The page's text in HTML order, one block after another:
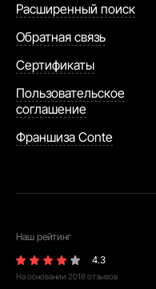
Расширенный поиск
Обратная связь
Сертификаты
Пользовательское
соглашение
Франшиза Conte
Наш рейтинг
4.3
На основании 2018 отзывов